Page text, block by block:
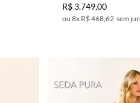
R$ 3.749,00
8x R$ 468,62 sem